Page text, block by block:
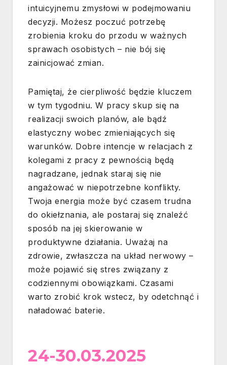
intuicyjnemu zmysłowi w podejmowaniu
decyzji. Możesz poczuć potrzebę
zrobienia kroku do przodu w ważnych
sprawach osobistych – nie bój się
zainicjować zmian.
Pamiętaj, że cierpliwość będzie kluczem
w tym tygodniu. W pracy skup się na
realizacji swoich planów, ale bądź
elastyczny wobec zmieniających się
warunków. Dobre intencje w relacjach z
kolegami z pracy z pewnością będą
nagradzane, jednak staraj się nie
angażować w niepotrzebne konflikty.
Twoja energia może być czasem trudna
do okiełznania, ale postaraj się znaleźć
sposób na jej skierowanie w
produktywne działania. Uważaj na
zdrowie, zwłaszcza na układ nerwowy –
może pojawić się stres związany z
codziennymi obowiązkami. Czasami
warto zrobić krok wstecz, by odetchnąć i
naładować baterie.
24-30.03.2025